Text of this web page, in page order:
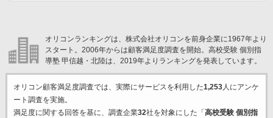
オリコンランキングは、株式会社オリコンを前身企業に1967年より
スタート。2006年からは顧客満足度調査を開始。高校受験 個別指
導塾 甲信越・北陸は、2019年よりランキングを発表しています。
オリコン顧客満足度調査では、実際にサービスを利用した1,253人にアンケ
ート調査を実施。
満足度に関する回答を基に、調査企業32社を対象にした「 高校受験 個別指